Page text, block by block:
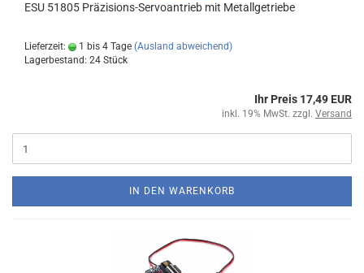
ESU 51805 Präzisions-Servoantrieb mit Metallgetriebe
Lieferzeit: 1 bis 4 Tage (Ausland abweichend)
Lagerbestand: 24 Stück
Ihr Preis 17,49 EUR
inkl. 19% MwSt. zzgl. Versand
IN DEN WARENKORB